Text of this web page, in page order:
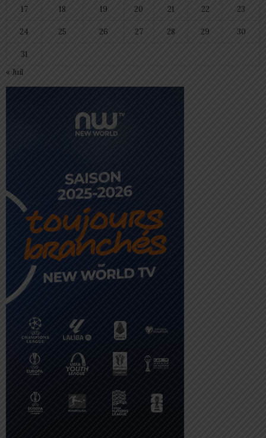
17 18 19 20 21 22 23
24 25 26 27 28 29 30
31
« Juil